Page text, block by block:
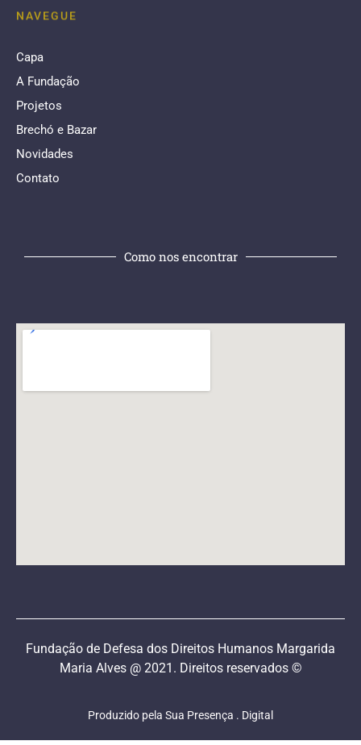
NAVEGUE
Capa
A Fundação
Projetos
Brechó e Bazar
Novidades
Contato
Como nos encontrar
Fundação de Defesa dos Direitos Humanos Margarida
Maria Alves @ 2021. Direitos reservados ©
Produzido pela Sua Presença . Digital